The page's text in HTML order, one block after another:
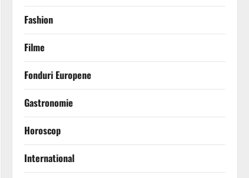
Fashion
Filme
Fonduri Europene
Gastronomie
Horoscop
International